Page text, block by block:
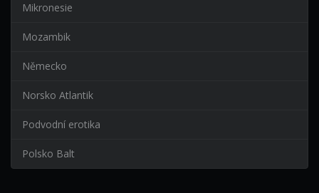
Mikronesie
Mozambik
Německo
Norsko Atlantik
Podvodní erotika
Polsko Balt